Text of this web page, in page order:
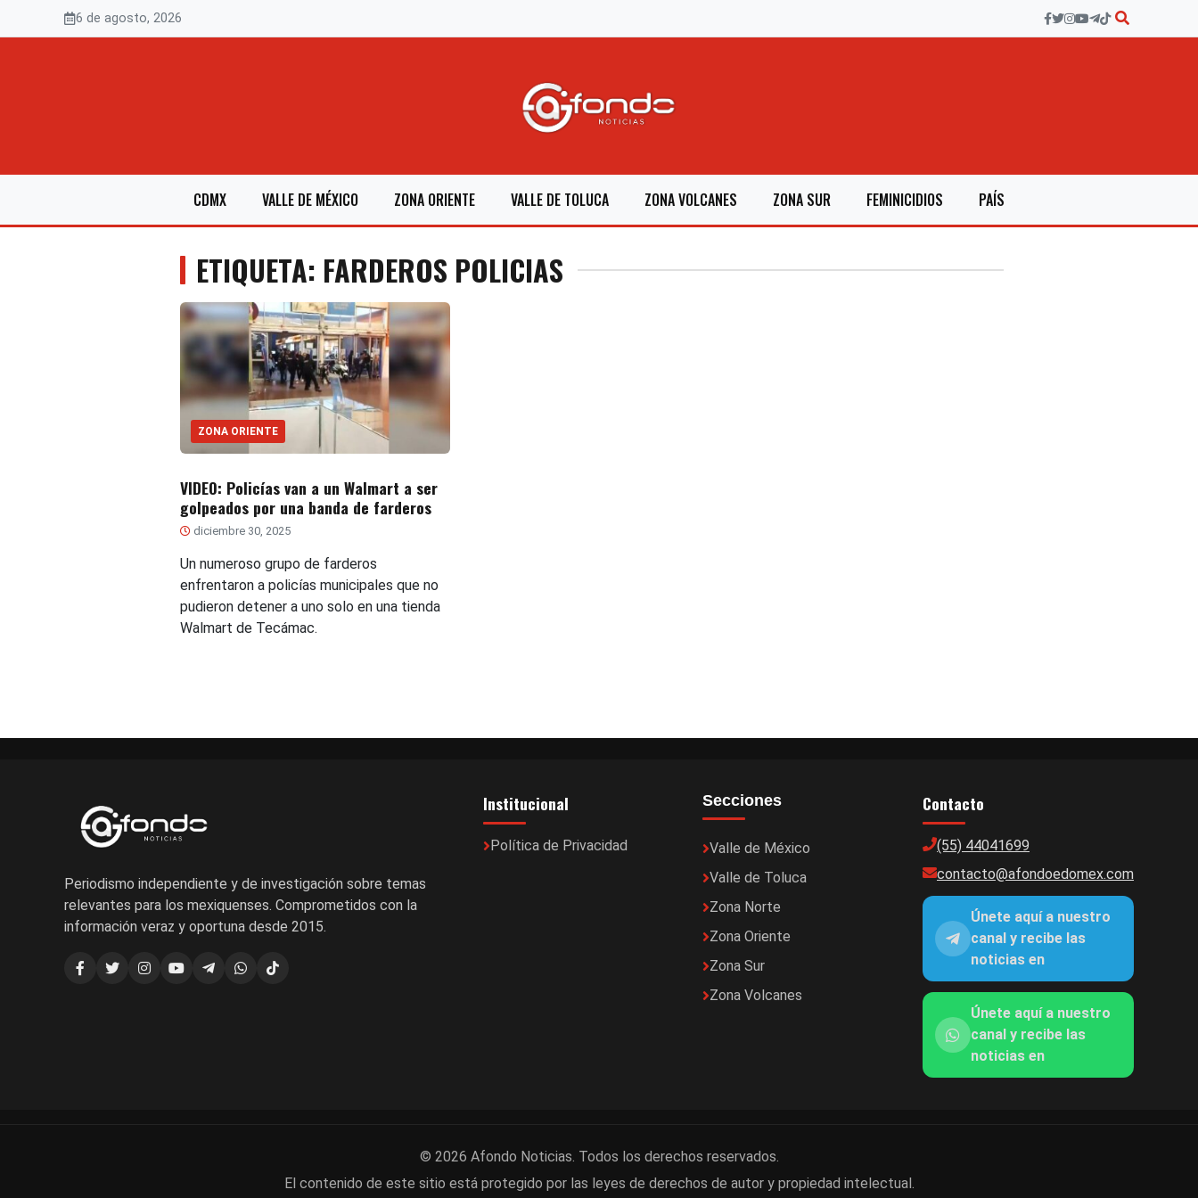
6 de agosto, 2026
CDMX VALLE DE MÉXICO ZONA ORIENTE VALLE DE TOLUCA ZONA VOLCANES ZONA SUR FEMINICIDIOS PAÍS
ETIQUETA: FARDEROS POLICIAS
ZONA ORIENTE
VIDEO: Policías van a un Walmart a ser
golpeados por una banda de farderos
diciembre 30, 2025
Un numeroso grupo de farderos
enfrentaron a policías municipales que no
pudieron detener a uno solo en una tienda
Walmart de Tecámac.
Periodismo independiente y de investigación sobre temas
relevantes para los mexiquenses. Comprometidos con la
información veraz y oportuna desde 2015.
Institucional
Política de Privacidad
Secciones
Valle de México
Valle de Toluca
Zona Norte
Zona Oriente
Zona Sur
Zona Volcanes
Contacto
(55) 44041699
contacto@afondoedomex.com
Únete aquí a nuestro
canal y recibe las
noticias en
Únete aquí a nuestro
canal y recibe las
noticias en
© 2026 Afondo Noticias. Todos los derechos reservados.
El contenido de este sitio está protegido por las leyes de derechos de autor y propiedad intelectual.